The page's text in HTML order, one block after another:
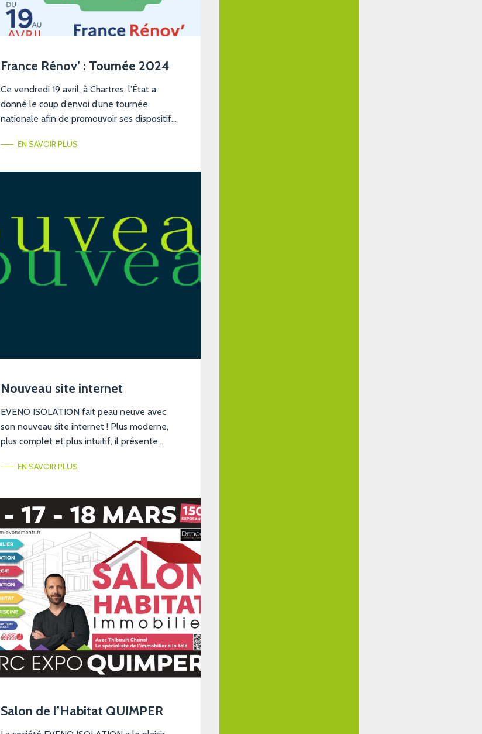
France Rénov’ : Tournée 2024
Ce vendredi 19 avril, à Chartres, l’État a
donné le coup d’envoi d’une tournée
nationale afin de promouvoir ses dispositifs
tournée France Rénov, prévue pour être
EN SAVOIR PLUS
Nouveau site internet
EVENO ISOLATION fait peau neuve avec
son nouveau site internet ! Plus moderne,
plus complet et plus intuitif, il présente
Vous retrouverez également toutes nos
« Avant/Après » intégré, ainsi qu’une partie
détaillée sur les aides financières
disponibles en cas de travaux de
rénovation énergétique. Nous […]
EN SAVOIR PLUS
Salon de l’Habitat QUIMPER